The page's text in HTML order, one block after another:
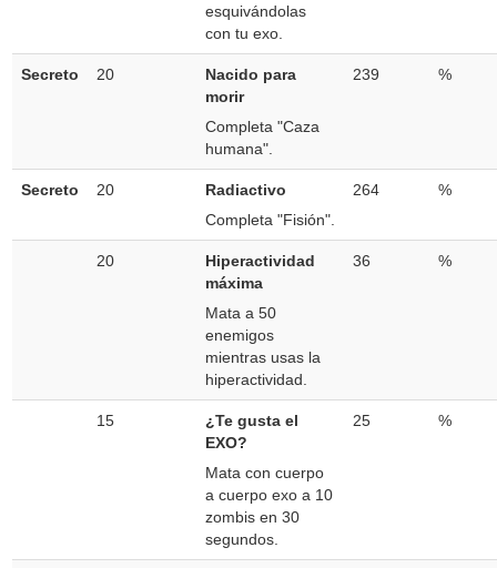
esquivándolas
con tu exo.
Secreto 20
Nacido para
morir
Completa "Caza
humana".
239 %
Secreto 20
Radiactivo
Completa "Fisión".
264 %
20
Hiperactividad
máxima
Mata a 50
enemigos
mientras usas la
hiperactividad.
36 %
15
¿Te gusta el
EXO?
Mata con cuerpo
a cuerpo exo a 10
zombis en 30
segundos.
25 %